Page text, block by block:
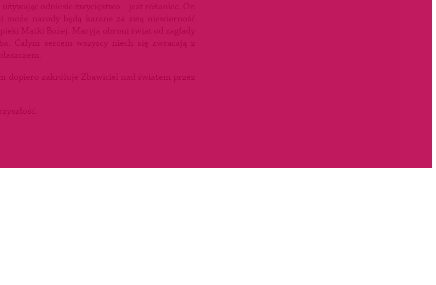
odniesie zwycięstwo – jest różaniec. On
narody będą karane za swą niewierność
Matki Bożej. Maryja obroni świat od zagłady
Całym sercem wszyscy niech się zwracają z
zakróluje Zbawiciel nad światem przez